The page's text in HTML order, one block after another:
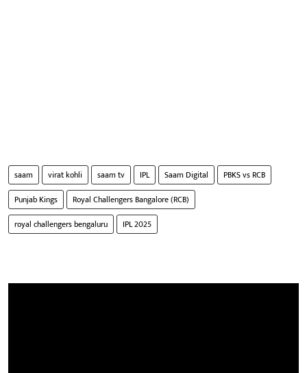
saam virat kohli saam tv IPL Saam Digital
PBKS vs RCB
Punjab Kings
Royal Challengers Bangalore (RCB)
royal challengers bengaluru
IPL 2025